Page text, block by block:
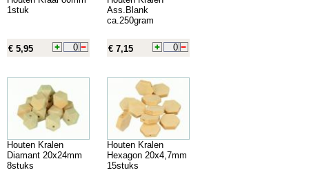
1stuk
€ 5,95
Ass.Blank
ca.250gram
€ 7,15
Houten Kralen
Diamant 20x24mm
8stuks
Houten Kralen
Hexagon 20x4,7mm
15stuks